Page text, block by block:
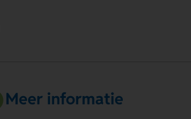
Meer informatie